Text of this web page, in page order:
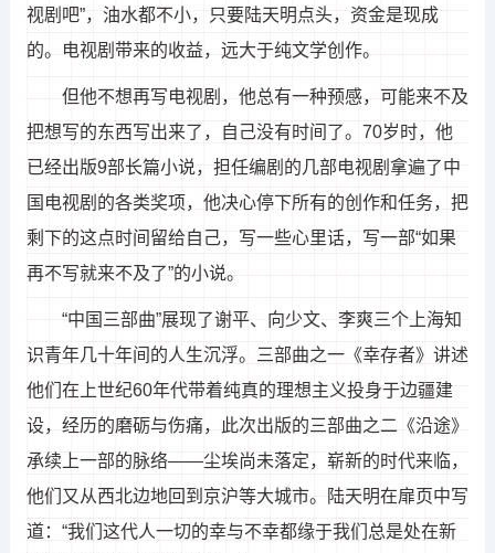
视剧吧”，油水都不小，只要陆天明点头，资金是现成
的。电视剧带来的收益，远大于纯文学创作。
但他不想再写电视剧，他总有一种预感，可能来不及
把想写的东西写出来了，自己没有时间了。70岁时，他
已经出版9部长篇小说，担任编剧的几部电视剧拿遍了中
国电视剧的各类奖项，他决心停下所有的创作和任务，把
剩下的这点时间留给自己，写一些心里话，写一部“如果
再不写就来不及了”的小说。
“中国三部曲”展现了谢平、向少文、李爽三个上海知
识青年几十年间的人生沉浮。三部曲之一《幸存者》讲述
他们在上世纪60年代带着纯真的理想主义投身于边疆建
设，经历的磨砺与伤痛，此次出版的三部曲之二《沿途》
承续上一部的脉络——尘埃尚未落定，崭新的时代来临，
他们又从西北边地回到京沪等大城市。陆天明在扉页中写
道：“我们这代人一切的幸与不幸都缘于我们总是处在新